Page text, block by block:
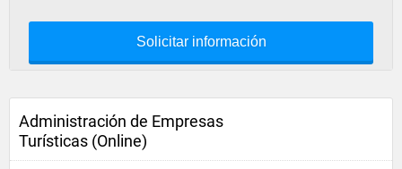
Solicitar información
Administración de Empresas
Turísticas (Online)